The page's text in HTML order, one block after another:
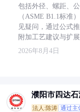
包括外径、螺距、
（ASME B1.1标准
见疑问，通过公式
附加工艺建议与扩展
2026年8月4日
濮阳市四达石
法人:陈涛 通过主